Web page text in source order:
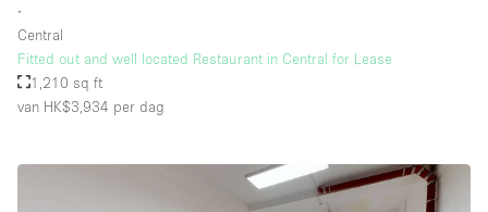
∙
Central
Fitted out and well located Restaurant in Central for Lease
1,210 sq ft
van HK$3,934 per dag